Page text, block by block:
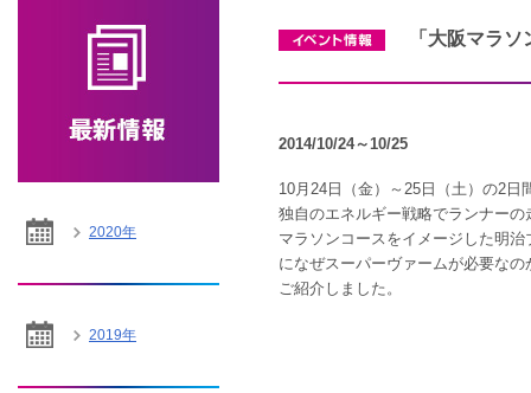
「大阪マラ
2014/10/24～10/25
10月24日（金）～25日（土）の2
独自のエネルギー戦略でランナー
マラソンコースをイメージした明
になぜスーパーヴァームが必要な
ご紹介しました。
2020年
2019年